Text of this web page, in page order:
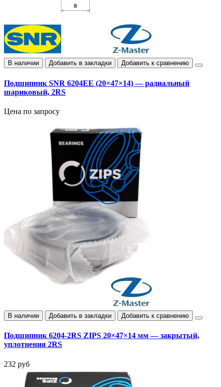
В наличии Добавить в закладки Добавить к сравнению
Подшипник SNR 6204EE (20×47×14) — радиальный
шариковый, 2RS
Цена по запросу
В наличии Добавить в закладки Добавить к сравнению
Подшипник 6204-2RS ZIPS 20×47×14 мм — закрытый,
уплотнения 2RS
232 руб